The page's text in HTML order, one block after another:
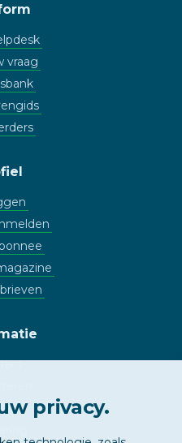
vraag
privacy.